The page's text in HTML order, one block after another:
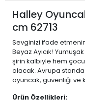
Halley
cm 62713
Sevginizi ifade
Beyaz Ayıcık!
şirin kalbiyle hem
olacak. Avrupa
oyuncak, güvenliği ve
Ürün Özellikleri: